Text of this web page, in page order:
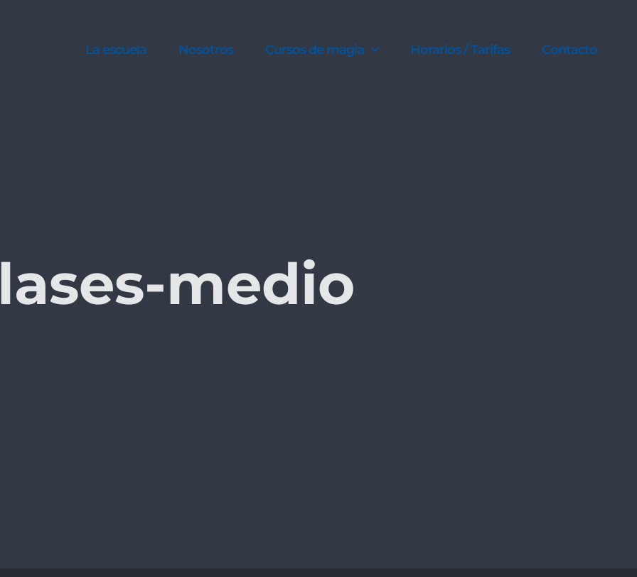
La escuela Nosotros Cursos de magia Horarios / Tarifas Contacto
medio